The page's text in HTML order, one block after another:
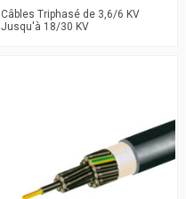
Câbles Triphasé de 3,6/6 KV
Jusqu'à 18/30 KV